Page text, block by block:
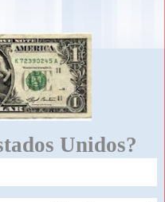
Unidos?